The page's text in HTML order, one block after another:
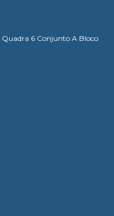
Quadra 6 Conjunto A Bloco